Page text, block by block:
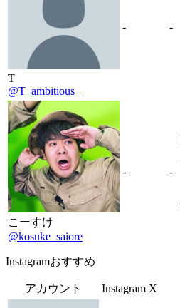
T
@T_ambitious_
- -
こーすけ
@kosuke_saiore
- -
Instagramおすすめ
アカウント Instagram X